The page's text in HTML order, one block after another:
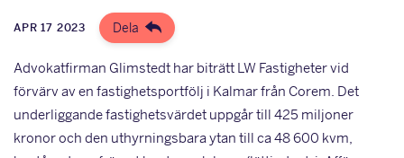
APR 17 2023 Dela
Advokatfirman Glimstedt har biträtt LW Fastigheter vid
förvärv av en fastighetsportfölj i Kalmar från Corem. Det
underliggande fastighetsvärdet uppgår till 425 miljoner
kronor och den uthyrningsbara ytan till ca 48 600 kvm,